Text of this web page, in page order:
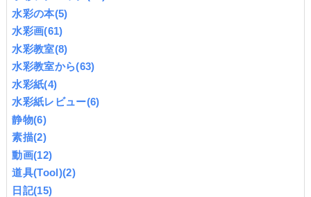
水彩の本(5)
水彩画(61)
水彩教室(8)
水彩教室から(63)
水彩紙(4)
水彩紙レビュー(6)
静物(6)
素描(2)
動画(12)
道具(Tool)(2)
日記(15)